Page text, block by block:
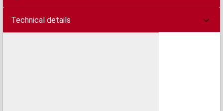
Technical details